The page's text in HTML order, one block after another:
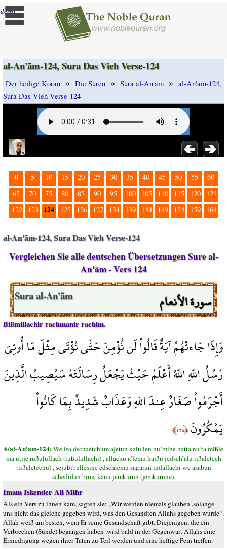
]
al-An'ām-124, Sura Das Vieh Verse-124
Der heilige Koran » Die Suren » Sura al-An'ām » al-An'ām-124,
Sura Das Vieh Verse-124
0 5 10 15 20 25 30 35 40 45 50 55
60
65
70 75 80 85 90 95 100 105 110 115 120
121
122
123 124 125 126 127 134 139 144 149 154 159 164
al-An'ām-124, Sura Das Vieh Verse-124
Vergleichen Sie alle deutschen Übersetzungen Sure al-
An'ām - Vers 124
سورة الأنعام Sura al-An'ām
Bißmillachir rachmanir rachim.
وَإِذَا جَاءتْهُمْ آيَةٌ قَالُواْ لَن نُّؤْمِنَ حَتَّى نُؤْتَى مِثْلَ مَا أُوتِيَ
رُسُلُ اللّهِ اللّهُ أَعْلَمُ حَيْثُ يَجْعَلُ رِسَالَتَهُ سَيُصِيبُ الَّذِينَ
أَجْرَمُواْ صَغَارٌ عِندَ اللّهِ وَعَذَابٌ شَدِيدٌ بِمَا كَانُواْ
يَمْكُرُونَ﴿١٢٤﴾
6/al-An'ām-124:We isa dschaetchum ajetun kalu len nu’mine hatta nu’ta mißle
ma utije rußulullach (rußulullachi) , allachu a’lemu hajßu jedsch’alu rißaletech
(rißaletechu) , sejußibullesine edschremu sagarun indallachi we asabun
schedidun bima kanu jemkurun (jemkurune).
Imam Iskender Ali Mihr
Als ein Vers zu ihnen kam, sagten sie: „Wir werden niemals glauben ,solange
uns nicht das gleiche gegeben wird, was den Gesandten Allahs gegeben wurde“.
Allah weiß am besten, wem Er seine Gesandschaft gibt. Diejenigen, die ein
Verbrechen (Sünde) begangen haben ,wird bald in der Gegenwart Allahs eine
Erniedrigung wegen ihrer Taten zu Teil werden und eine heftige Pein treffen.